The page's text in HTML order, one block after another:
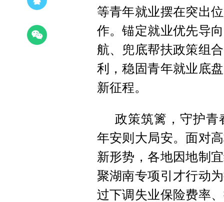
等青年就业摆在突出
作。锚定就业优先导
航、兜底帮扶政策组
利，稳固青年就业底
新征程。
政策筑篱，守护青
年安则大局安。面对
新形势，各地因地制
聚湖南专项引才行动
过下调失业保险费率